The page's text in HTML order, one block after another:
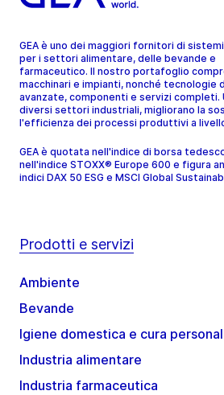
GEA è uno dei maggiori fornitori di
per i settori alimentare, delle bevande e
farmaceutico. Il nostro portafoglio
macchinari e impianti, nonché tecnologie
avanzate, componenti e servizi completi.
diversi settori industriali, migliorano la
l'efficienza dei processi produttivi a
GEA è quotata nell'indice di borsa
nell'indice STOXX® Europe 600 e figura
indici DAX 50 ESG e MSCI Global
Prodotti e servizi
Ambiente
Bevande
Igiene domestica e cura
Industria alimentare
Industria farmaceutica